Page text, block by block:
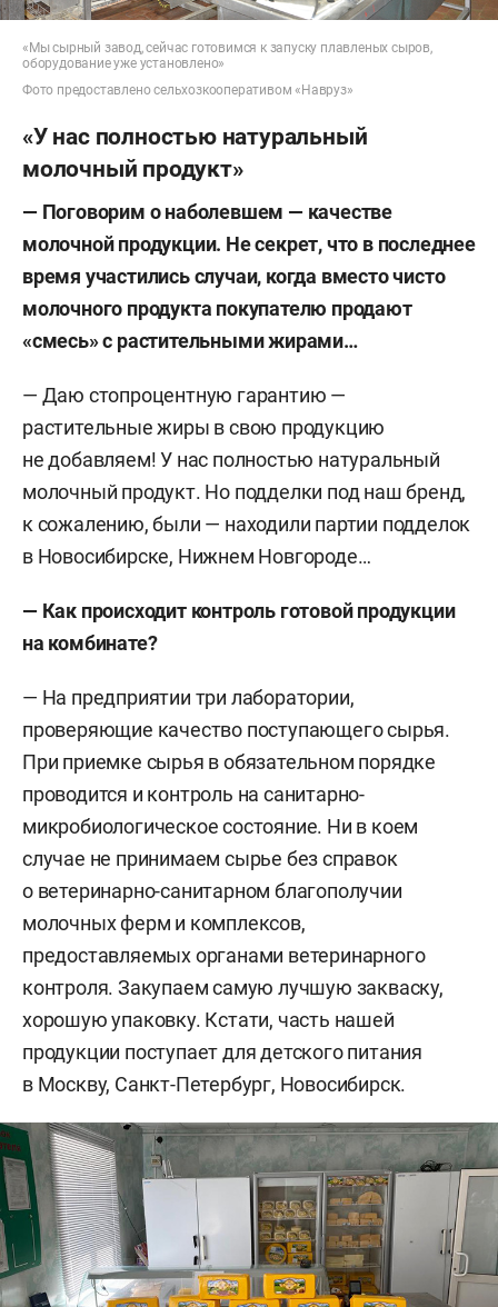
«Мы сырный завод, сейчас готовимся к запуску плавленых сыров,
оборудование уже установлено»
Фото предоставлено сельхозкооперативом «Навруз»
«У нас полностью натуральный
молочный продукт»
— Поговорим о наболевшем — качестве
молочной продукции. Несекрет, что в последнее
время участились случаи, когда вместо чисто
молочного продукта покупателю продают
«смесь» с растительными жирами…
— Даю стопроцентную гарантию —
растительные жиры в свою продукцию
не добавляем! У нас полностью натуральный
молочный продукт. Но подделки под наш бренд,
к сожалению, были — находили партии подделок
в Новосибирске, Нижнем Новгороде…
— Как происходит контроль готовой продукции
на комбинате?
— На предприятии три лаборатории,
проверяющие качество поступающего сырья.
При приемке сырья в обязательном порядке
проводится и контроль на санитарно-
микробиологическое состояние. Ни в коем
случае не принимаем сырье без справок
о ветеринарно-санитарном благополучии
молочных ферм и комплексов,
предоставляемых органами ветеринарного
контроля. Закупаем самую лучшую закваску,
хорошую упаковку. Кстати, часть нашей
продукции поступает для детского питания
в Москву, Санкт-Петербург, Новосибирск.